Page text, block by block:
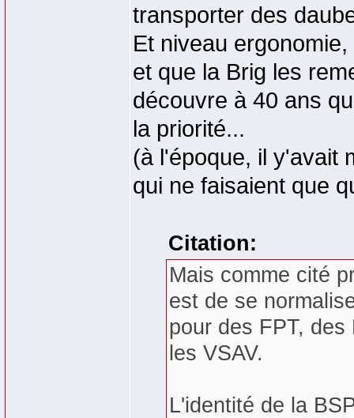
transporter des
Et niveau
et que la Brig les
découvre à 40 ans
la priorité...
(à l'époque, il y'avait
qui ne faisaient que
Citation:
Mais comme cité
est de se
pour des FPT,
les VSAV.
L'identité de la